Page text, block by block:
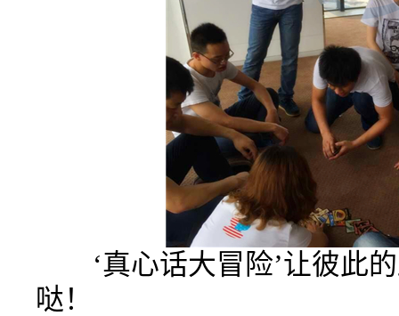
‘真心话大冒险’让彼此
哒！